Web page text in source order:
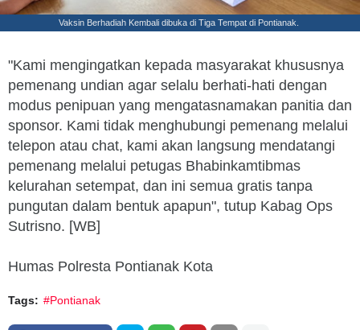
Vaksin Berhadiah Kembali dibuka di Tiga Tempat di Pontianak.
"Kami mengingatkan kepada masyarakat khususnya
pemenang undian agar selalu berhati-hati dengan
modus penipuan yang mengatasnamakan panitia dan
sponsor. Kami tidak menghubungi pemenang melalui
telepon atau chat, kami akan langsung mendatangi
pemenang melalui petugas Bhabinkamtibmas
kelurahan setempat, dan ini semua gratis tanpa
pungutan dalam bentuk apapun", tutup Kabag Ops
Sutrisno. [WB]
Humas Polresta Pontianak Kota
Tags: #Pontianak